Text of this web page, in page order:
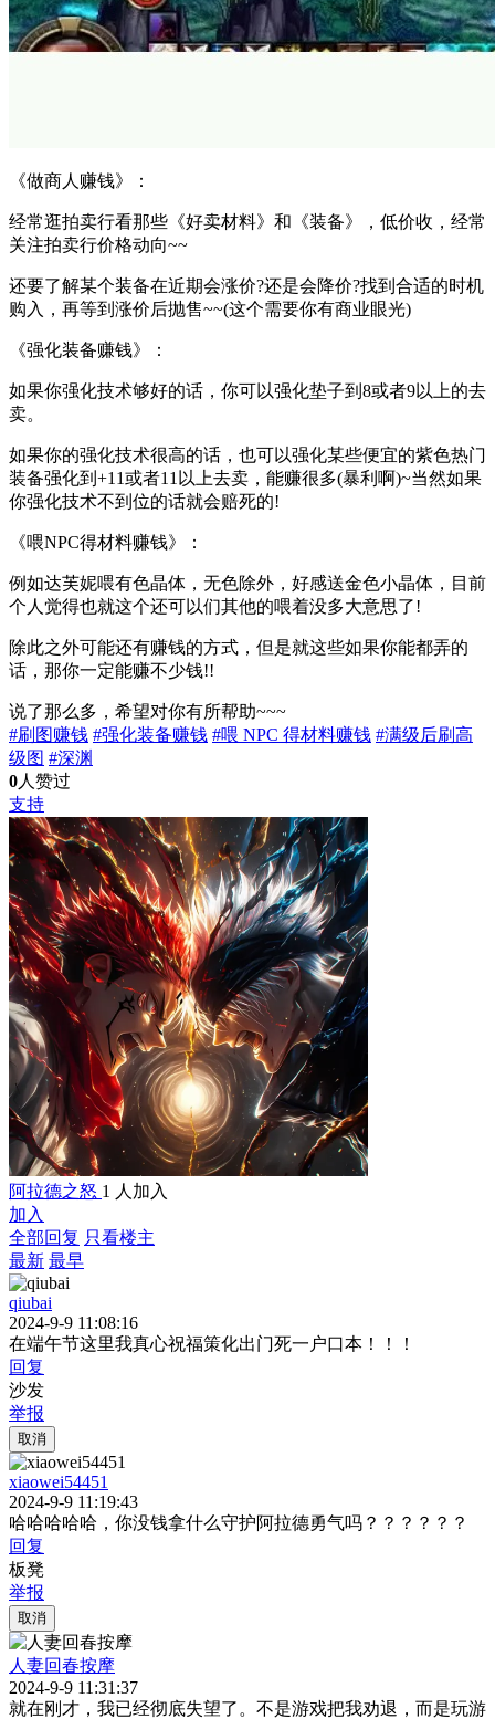
《做商人赚钱》：
经常逛拍卖行看那些《好卖材料》和《装备》，低价收，经常
关注拍卖行价格动向~~
还要了解某个装备在近期会涨价?还是会降价?找到合适的时机
购入，再等到涨价后抛售~~(这个需要你有商业眼光)
《强化装备赚钱》：
如果你强化技术够好的话，你可以强化垫子到8或者9以上的去
卖。
如果你的强化技术很高的话，也可以强化某些便宜的紫色热门
装备强化到+11或者11以上去卖，能赚很多(暴利啊)~当然如果
你强化技术不到位的话就会赔死的!
《喂NPC得材料赚钱》：
例如达芙妮喂有色晶体，无色除外，好感送金色小晶体，目前
个人觉得也就这个还可以们其他的喂着没多大意思了!
除此之外可能还有赚钱的方式，但是就这些如果你能都弄的
话，那你一定能赚不少钱!!
说了那么多，希望对你有所帮助~~~
#刷图赚钱 #强化装备赚钱 #喂 NPC 得材料赚钱 #满级后刷高
级图 #深渊
0人赞过
支持
阿拉德之怒 1 人加入
加入
全部回复 只看楼主
最新 最早
qiubai
2024-9-9 11:08:16
在端午节这里我真心祝福策化出门死一户口本！！！
回复
沙发
举报
取消
xiaowei54451
2024-9-9 11:19:43
哈哈哈哈哈，你没钱拿什么守护阿拉德勇气吗？？？？？？
回复
板凳
举报
取消
人妻回春按摩
2024-9-9 11:31:37
就在刚才，我已经彻底失望了。不是游戏把我劝退，而是玩游